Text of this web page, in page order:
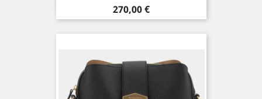
Prix
270,00 €